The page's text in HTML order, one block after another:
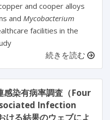
and cooper alloys
and Mycobacterium
facilities in the
続きを読む
感染有病率調査（Four
Infection
る結果のウェブによ